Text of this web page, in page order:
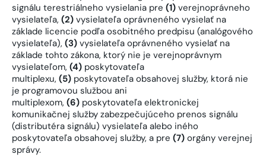
signálu terestriálneho vysielania pre (1) verejnoprávneho
vysielateľa, (2) vysielateľa oprávneného vysielať na
základe licencie podľa osobitného predpisu (analógového
vysielateľa), (3) vysielateľa oprávneného vysielať na
základe tohto zákona, ktorý nie je verejnoprávnym
vysielateľom, (4) poskytovateľa
multiplexu, (5) poskytovateľa obsahovej služby, ktorá nie
je programovou službou ani
multiplexom, (6) poskytovateľa elektronickej
komunikačnej služby zabezpečujúceho prenos signálu
(distributéra signálu) vysielateľa alebo iného
poskytovateľa obsahovej služby, a pre (7) orgány verejnej
správy.